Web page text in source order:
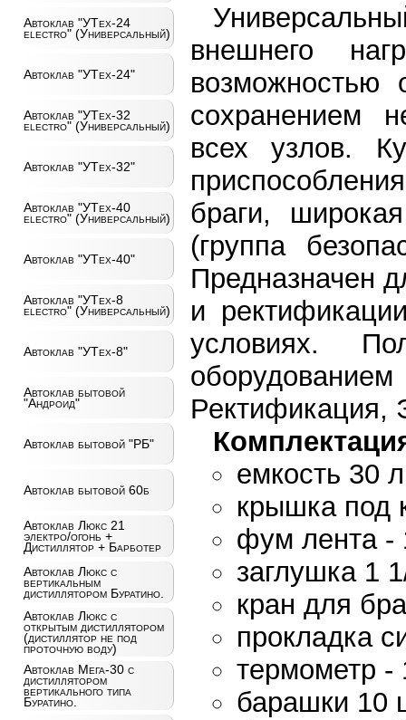
Автоклав "УТех-24
electro" (Универсальный)
Автоклав "УТех-24"
Автоклав "УТех-32
electro" (Универсальный)
Автоклав "УТех-32"
Автоклав "УТех-40
electro" (Универсальный)
Автоклав "УТех-40"
Автоклав "УТех-8
electro" (Универсальный)
Автоклав "УТех-8"
Автоклав бытовой
"Андроид"
Автоклав бытовой "РБ"
Автоклав бытовой 60б
Автоклав Люкс 21
электро/огонь +
Дистиллятор + Барботер
Автоклав Люкс с
вертикальным
дистиллятором Буратино.
Автоклав Люкс с
открытым дистиллятором
(дистиллятор не под
проточную воду)
Автоклав Мега-30 с
дистиллятором
вертикального типа
Буратино.
внешнего
сохранением
всех узлов.
браги,
(группа
Предназначен
и
условиях.
Ректификация,
емкость 30
крышка под
фум лента -
заглушка 1
кран для
прокладка
термометр -
барашки 10